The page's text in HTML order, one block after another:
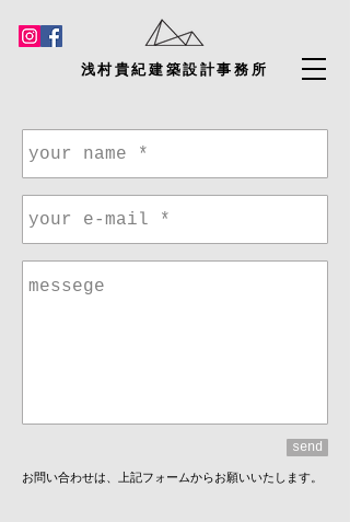
浅村貴紀建築設計事務所
send
お問い合わせは、上記フォームからお願いいたします。